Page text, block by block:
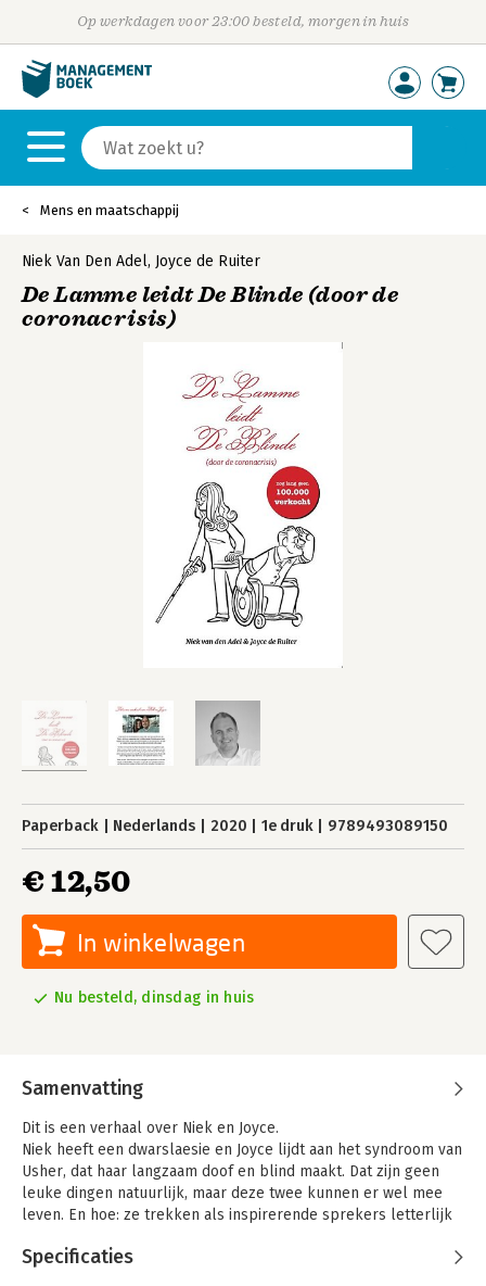
Op werkdagen voor 23:00 besteld, morgen in huis
Mens en maatschappij
Niek Van Den Adel, Joyce de Ruiter
De Lamme leidt De Blinde (door de
coronacrisis)
Paperback Nederlands 2020 1e druk 9789493089150
€ 12,50
In winkelwagen
Nu besteld, dinsdag in huis
Samenvatting
Dit is een verhaal over Niek en Joyce.
Niek heeft een dwarslaesie en Joyce lijdt aan het syndroom van
Usher, dat haar langzaam doof en blind maakt. Dat zijn geen
leuke dingen natuurlijk, maar deze twee kunnen er wel mee
leven. En hoe: ze trekken als inspirerende sprekers letterlijk
Tot het coronavirus die bijeenkomsten ineens onmogelijk
Specificaties